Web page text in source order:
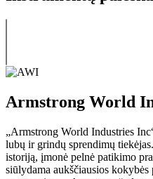
Armstrong World
„Armstrong World Industries
lubų ir grindų sprendimų
istoriją, įmonė pelnė patikimo
siūlydama aukščiausios